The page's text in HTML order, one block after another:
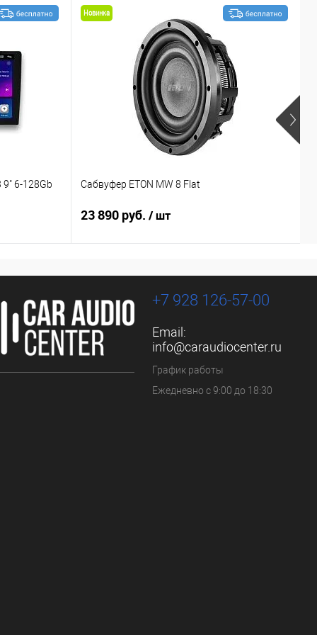
9" 6-128Gb
Новинка
Сабвуфер ETON MW 8 Flat
23 890 руб. / шт
+7 928 126-57-00
Email:
info@caraudiocenter.ru
График работы
Ежедневно с 9:00 до 18:30